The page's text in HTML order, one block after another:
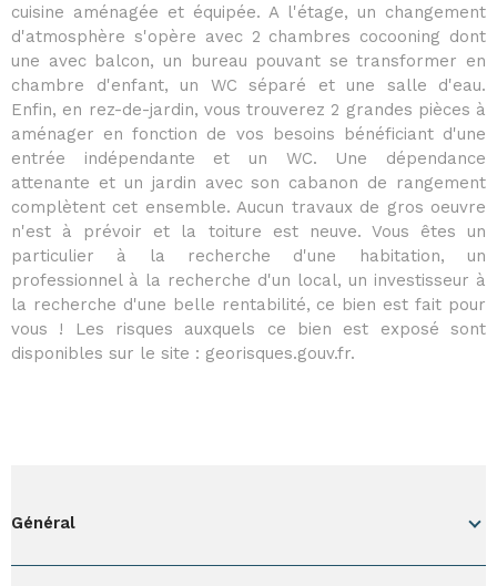
cuisine aménagée et équipée. A l'étage, un changement
d'atmosphère s'opère avec 2 chambres cocooning dont
une avec balcon, un bureau pouvant se transformer en
chambre d'enfant, un WC séparé et une salle d'eau.
Enfin, en rez-de-jardin, vous trouverez 2 grandes pièces à
aménager en fonction de vos besoins bénéficiant d'une
entrée indépendante et un WC. Une dépendance
attenante et un jardin avec son cabanon de rangement
complètent cet ensemble. Aucun travaux de gros oeuvre
n'est à prévoir et la toiture est neuve. Vous êtes un
particulier à la recherche d'une habitation, un
professionnel à la recherche d'un local, un investisseur à
la recherche d'une belle rentabilité, ce bien est fait pour
vous ! Les risques auxquels ce bien est exposé sont
disponibles sur le site : georisques.gouv.fr.
Général